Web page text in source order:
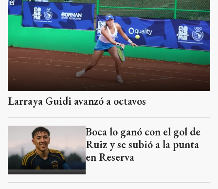
Larraya Guidi avanzó a octavos
Boca lo ganó con el gol de
Ruiz y se subió a la punta
en Reserva